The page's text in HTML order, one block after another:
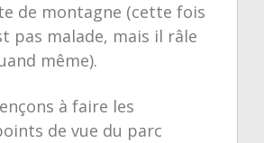
de montagne (cette fois
pas malade, mais il râle
même).
à faire les
de vue du parc